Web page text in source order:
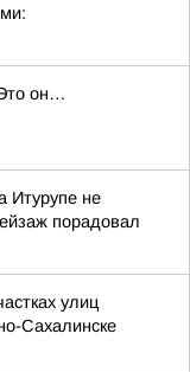
он…
Итурупе не
порадовал
улиц
Сахалинске